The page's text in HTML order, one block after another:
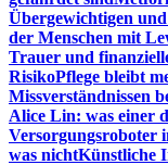
Übergewichtigen
der Menschen mit
Trauer und
RisikoPflege bleibt
Missverständnissen
Alice Lin: was einer
Versorgungsroboter
was nichtKünstliche